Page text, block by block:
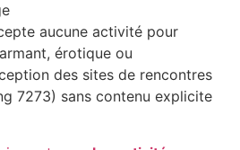
aucune activité pour
érotique ou
des sites de rencontres
7273) sans contenu explicite